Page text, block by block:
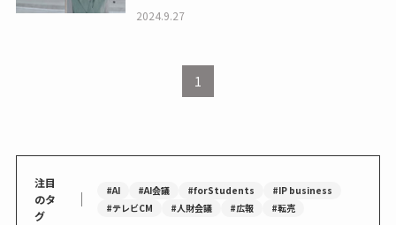
2024.9.27
1
注目
のタ
グ
｜ #AI #AI会議 #forStudents
#IP business
#テレビCM
#人財会議 #広報 #転売